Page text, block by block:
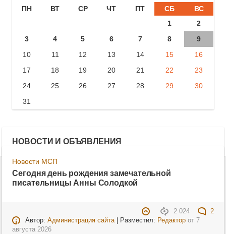
ПН ВТ СР ЧТ ПТ СБ
ВС
1
2
3
4 5 6 7 8
9
10
11 12 13 14 15
16
17
18 19 20 21 22
23
24
25 26 27 28 29
30
31
НОВОСТИ И ОБЪЯВЛЕНИЯ
Новости МСП
Сегодня день рождения замечательной
писательницы Анны Солодкой
2 024
2
Автор: Администрация сайта| Разместил: Редакторот 7
августа 2026